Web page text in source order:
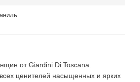
от Giardini Di Toscana.
ценителей насыщенных и ярких